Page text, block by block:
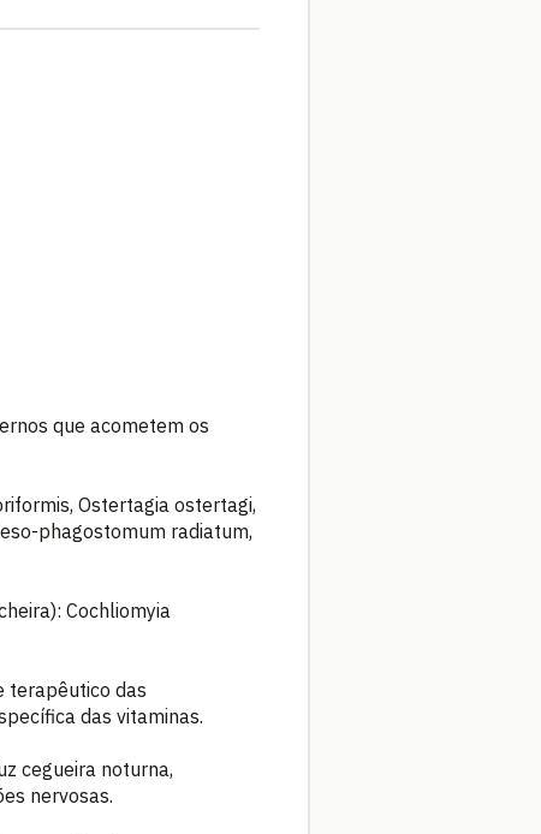
que acometem os
Ostertagia ostertagi,
phagostomum radiatum,
Cochliomyia
terapêutico das
das vitaminas.
cegueira noturna,
nervosas.